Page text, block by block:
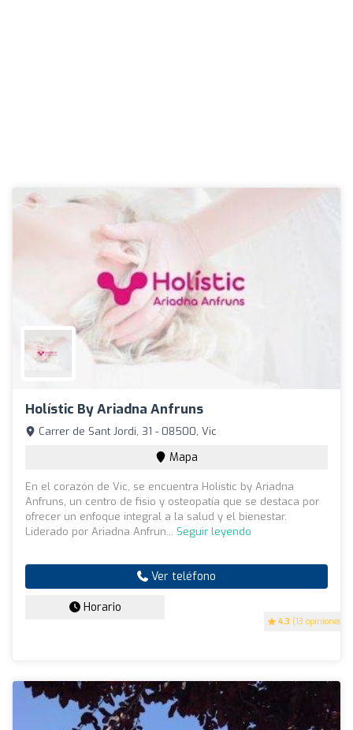
Holístic By Ariadna Anfruns
4.3 (13 opiniones)
Carrer de Sant Jordi, 31 - 08500, Vic
Mapa
En el corazón de Vic, se encuentra Holístic by Ariadna
Anfruns, un centro de fisio y osteopatía que se destaca por
ofrecer un enfoque integral a la salud y el bienestar.
Liderado por Ariadna Anfrun... Seguir leyendo
Ver teléfono
Horario